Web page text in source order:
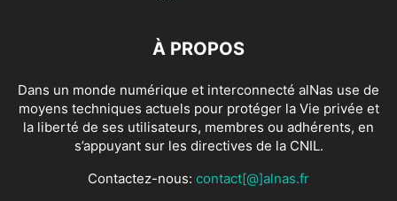
À PROPOS
Dans un monde numérique et interconnecté alNas use de
moyens techniques actuels pour protéger la Vie privée et
la liberté de ses utilisateurs, membres ou adhérents, en
s’appuyant sur les directives de la CNIL.
Contactez-nous: contact[@]alnas.fr